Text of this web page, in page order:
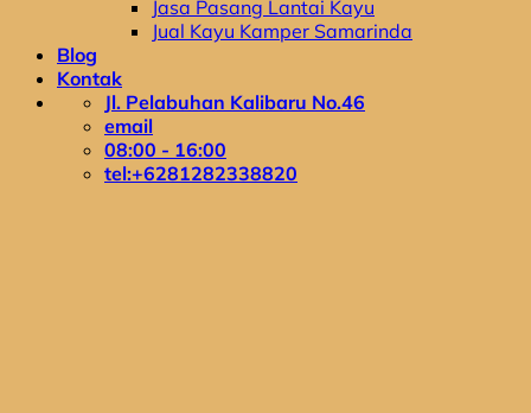
Jasa Pasang Lantai Kayu
Jual Kayu Kamper Samarinda
Blog
Kontak
Jl. Pelabuhan Kalibaru No.46
email
08:00 - 16:00
tel:+6281282338820